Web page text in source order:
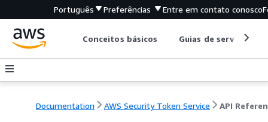
Português Preferências Entre em contato conosco
Conceitos básicos Guias de serviço
Documentation AWS Security Token Service API